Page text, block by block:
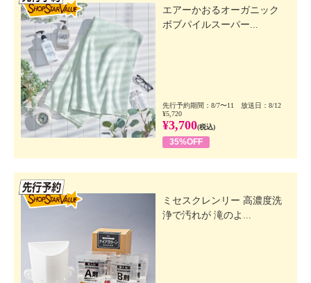
エアーかおるオーガニック
ボブパイルスーパー...
先行予約期間：8/7〜11 放送日：8/12
¥5,720
¥3,700(税込)
35%OFF
ミセスクレンリー 高濃度洗
浄で汚れが 滝のよ...